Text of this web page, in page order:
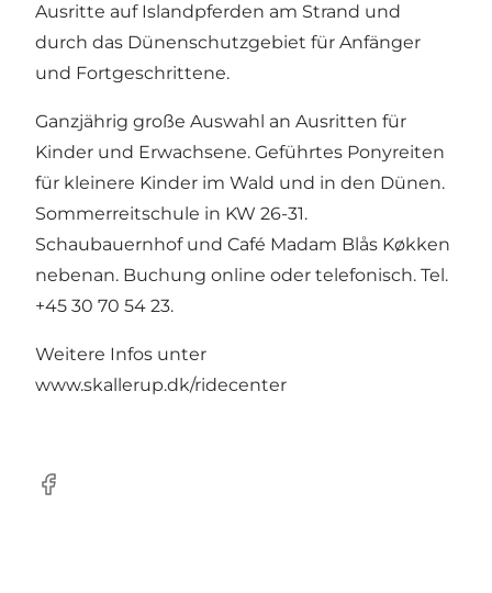
Ausritte auf Islandpferden am Strand und
durch das Dünenschutzgebiet für Anfänger
und Fortgeschrittene.
Ganzjährig große Auswahl an Ausritten für
Kinder und Erwachsene. Geführtes Ponyreiten
für kleinere Kinder im Wald und in den Dünen.
Sommerreitschule in KW 26-31.
Schaubauernhof und Café Madam Blås Køkken
nebenan. Buchung online oder telefonisch. Tel.
+45 30 70 54 23.
Weitere Infos unter
www.skallerup.dk/ridecenter
Facebook